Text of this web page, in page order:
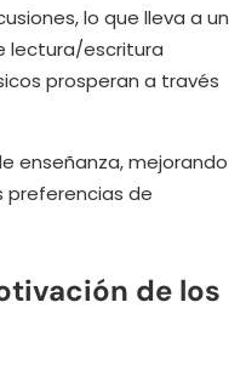
lo que lleva a un
lectura/escritura
prosperan a través
enseñanza, mejorando
preferencias de
de los